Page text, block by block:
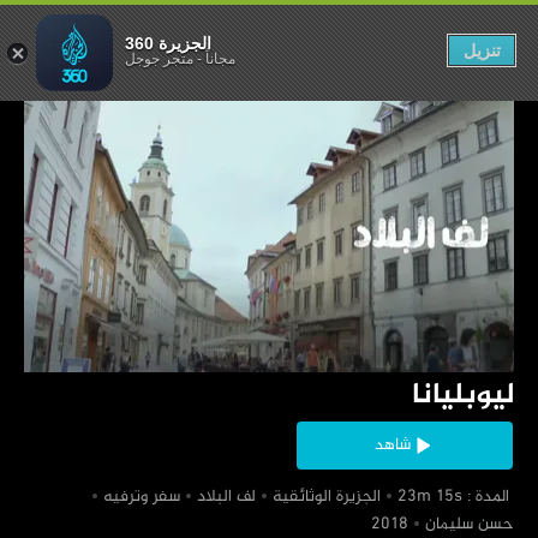
‏ليوبليانا
شاهد
‏ المدة : 23m 15s
‏الجزيرة الوثائقية ‏لف البلاد
‏سفر وترفيه
‏حسن سليمان
ليوبليانا
الجزيرة 360
مجاناً-متجر جوجل تنزيل